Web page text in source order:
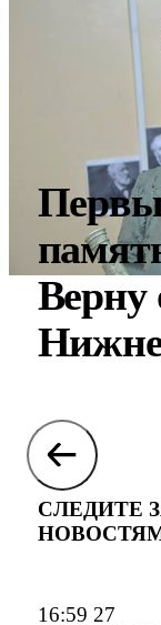
16:59 27
Верну
СЛЕДИТЕ